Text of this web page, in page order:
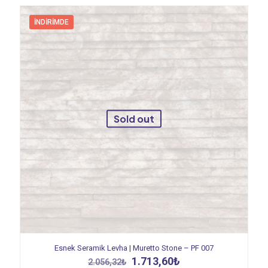
İNDIRIMDE
Sold out
Esnek Seramik Levha | Muretto Stone – PF 007
2.056,32₺ Orijinal
1.713,60₺